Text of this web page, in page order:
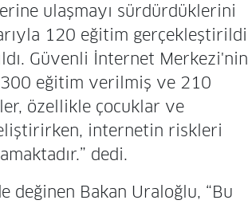
ulaşmayı sürdürdüklerini
120 eğitim gerçekleştirildi
Güvenli İnternet Merkezi'nin
eğitim verilmiş ve 210
özellikle çocuklar ve
internetin riskleri
dedi.
değinen Bakan Uraloğlu, “Bu